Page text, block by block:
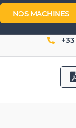
NOS MACHINES